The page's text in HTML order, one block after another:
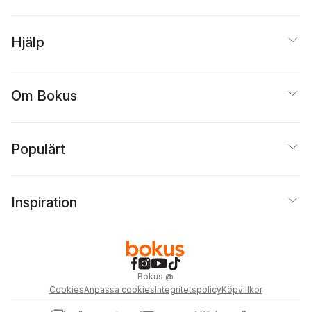
Hjälp
Om Bokus
Populärt
Inspiration
Bokus @
CookiesAnpassa cookiesIntegritetspolicyKöpvillkor